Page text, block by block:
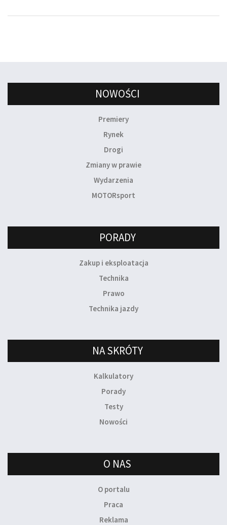
NOWOŚCI
Premiery
Rynek
Drogi
Zmiany w prawie
Wydarzenia
MOTORsport
PORADY
Zakup i eksploatacja
Technika
Prawo
Technika jazdy
NA SKRÓTY
Kalkulatory
Porady
Testy
Nowości
O NAS
O portalu
Praca
Reklama